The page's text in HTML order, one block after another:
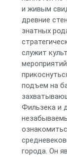
и живым
древние
знатных
служит
подъем на
Фильзека и
города. Он